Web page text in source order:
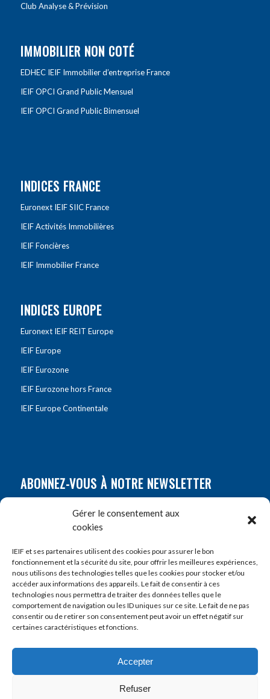
Gérer le consentement aux
cookies
IEIF et ses partenaires utilisent des cookies pour assurer le bon
fonctionnement et la sécurité du site, pour offrir les meilleures expériences,
nous utilisons des technologies telles que les cookies pour stocker et/ou
accéder aux informations des appareils. Le fait de consentir à ces
technologies nous permettra de traiter des données telles que le
comportement de navigation ou les ID uniques sur ce site. Le fait de ne pas
consentir ou de retirer son consentement peut avoir un effet négatif sur
certaines caractéristiques et fonctions.
Accepter
Refuser
Club Analyse & Prévision
IMMOBILIER NON COTÉ
EDHEC IEIF Immobilier d’entreprise France
IEIF OPCI Grand Public Mensuel
IEIF OPCI Grand Public Bimensuel
INDICES FRANCE
Euronext IEIF SIIC France
IEIF Activités Immobilières
IEIF Foncières
IEIF Immobilier France
INDICES EUROPE
Euronext IEIF REIT Europe
IEIF Europe
IEIF Eurozone
IEIF Eurozone hors France
IEIF Europe Continentale
ABONNEZ-VOUS À NOTRE NEWSLETTER
Prénom*
E-mail*